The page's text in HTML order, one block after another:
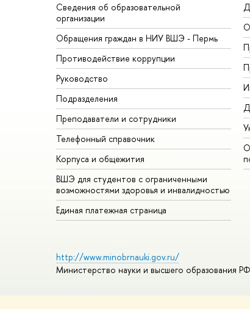
Сведения об образовательной
организации
Обращения граждан в НИУ ВШЭ - Пермь
Противодействие коррупции
Руководство
Подразделения
Преподаватели и сотрудники
Телефонный справочник
Корпуса и общежития
ВШЭ для студентов с ограниченными
возможностями здоровья и инвалидностью
Единая платежная страница
http://www.minobrnauki.gov.ru/
Министерство науки и высшего образования РФ